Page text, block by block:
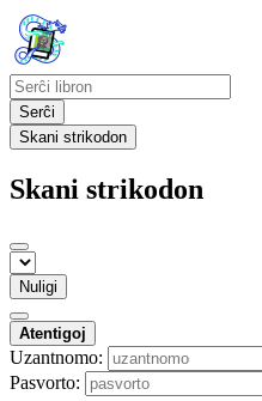
Serĉi
Skani strikodon
Skani strikodon
Nuligi
Atentigoj
Uzantnomo:
Pasvorto: